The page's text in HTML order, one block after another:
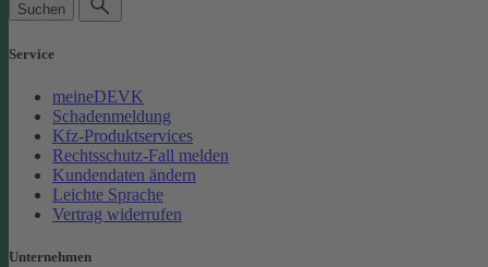
Suchen
Service
meineDEVK
Schadenmeldung
Kfz-Produktservices
Rechtsschutz-Fall melden
Kundendaten ändern
Leichte Sprache
Vertrag widerrufen
Unternehmen